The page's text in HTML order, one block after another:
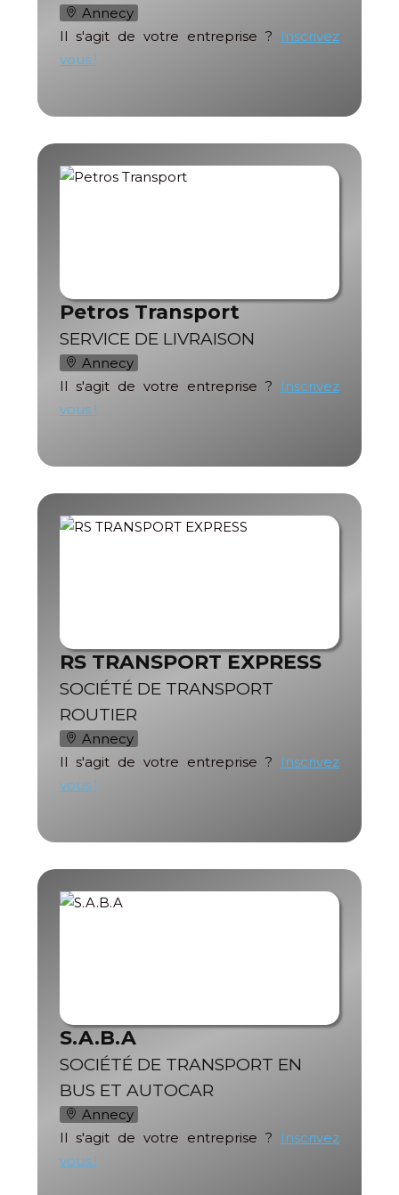
Annecy
Il s'agit de votre entreprise ?
Inscrivez
vous !
Petros Transport
SERVICE DE LIVRAISON
Annecy
Il s'agit de votre entreprise ?
Inscrivez
vous !
RS TRANSPORT EXPRESS
SOCIÉTÉ DE TRANSPORT
ROUTIER
Annecy
Il s'agit de votre entreprise ?
Inscrivez
vous !
S.A.B.A
SOCIÉTÉ DE TRANSPORT EN
BUS ET AUTOCAR
Annecy
Il s'agit de votre entreprise ?
Inscrivez
vous !